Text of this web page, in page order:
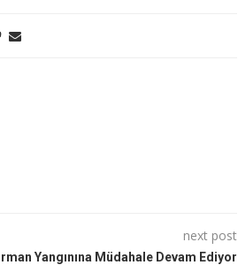
next post
Yangınına Müdahale Devam Ediyor